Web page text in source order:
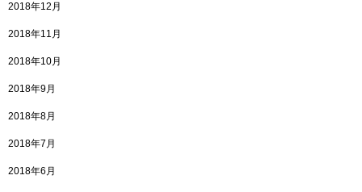
2018年12月
2018年11月
2018年10月
2018年9月
2018年8月
2018年7月
2018年6月